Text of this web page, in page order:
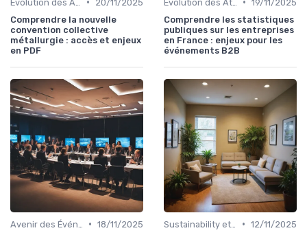
20/11/2025
Comprendre la nouvelle
convention collective
métallurgie : accès et enjeux
en PDF
19/11/2025
Comprendre les statistiques
publiques sur les entreprises
en France : enjeux pour les
événements B2B
• 18/11/2025
• 12/11/2025